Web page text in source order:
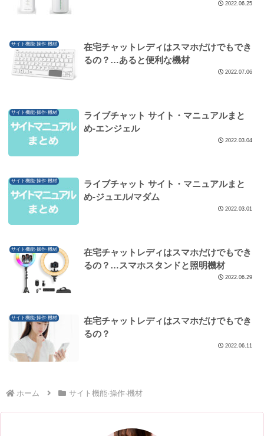
2022.06.25
サイト機能·操作·機材
在宅チャットレディはスマホだけでもでき
るの？…あると便利な機材
2022.07.06
サイト機能·操作·機材
ライブチャット サイト・マニュアルまと
め-エンジェル
2022.03.04
サイト機能·操作·機材
ライブチャット サイト・マニュアルまと
め-ジュエル/マダム
2022.03.01
サイト機能·操作·機材
在宅チャットレディはスマホだけでもでき
るの？…スマホスタンドと照明機材
2022.06.29
サイト機能·操作·機材
在宅チャットレディはスマホだけでもでき
るの？
2022.06.11
ホーム サイト機能·操作·機材